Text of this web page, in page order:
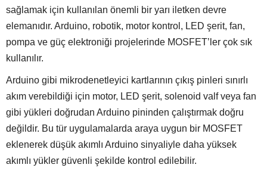
sağlamak için kullanılan önemli bir yarı iletken devre
elemanıdır. Arduino, robotik, motor kontrol, LED şerit, fan,
pompa ve güç elektroniği projelerinde MOSFET’ler çok sık
kullanılır.
Arduino gibi mikrodenetleyici kartlarının çıkış pinleri sınırlı
akım verebildiği için motor, LED şerit, solenoid valf veya fan
gibi yükleri doğrudan Arduino pininden çalıştırmak doğru
değildir. Bu tür uygulamalarda araya uygun bir MOSFET
eklenerek düşük akımlı Arduino sinyaliyle daha yüksek
akımlı yükler güvenli şekilde kontrol edilebilir.